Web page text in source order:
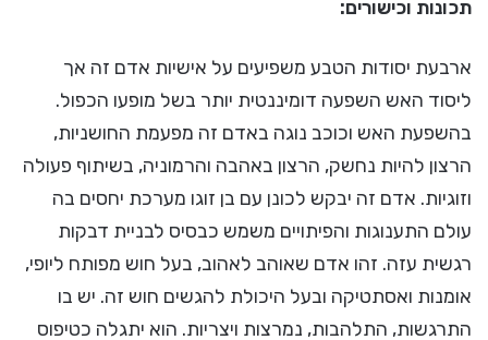
תכונות וכישורים:
ארבעת יסודות הטבע משפיעים על אישיות אדם זה אך
ליסוד האש השפעה דומיננטית יותר בשל מופעו הכפול.
בהשפעת האש וכוכב נוגה באדם זה מפעמת החושניות,
הרצון להיות נחשק, הרצון באהבה והרמוניה, בשיתוף פעולה
וזוגיות. אדם זה יבקש לכונן עם בן זוגו מערכת יחסים בה
עולם התענוגות והפיתויים משמש כבסיס לבניית דבקות
רגשית עזה. זהו אדם שאוהב לאהוב, בעל חוש מפותח ליופי,
אומנות ואסתטיקה ובעל היכולת להגשים חוש זה. יש בו
התרגשות, התלהבות, נמרצות ויצריות. הוא יתגלה כטיפוס